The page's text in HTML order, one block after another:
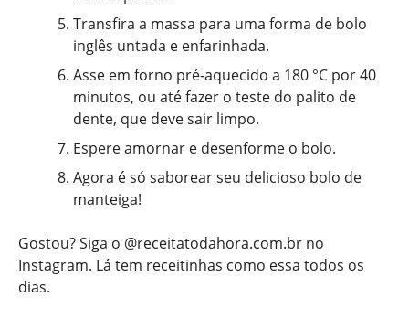
Transfira a massa para uma forma de bolo
inglês untada e enfarinhada.
Asse em forno pré-aquecido a 180 °C por 40
minutos, ou até fazer o teste do palito de
dente, que deve sair limpo.
Espere amornar e desenforme o bolo.
Agora é só saborear seu delicioso bolo de
manteiga!
Gostou? Siga o @receitatodahora.com.br no
Instagram. Lá tem receitinhas como essa todos os
dias.